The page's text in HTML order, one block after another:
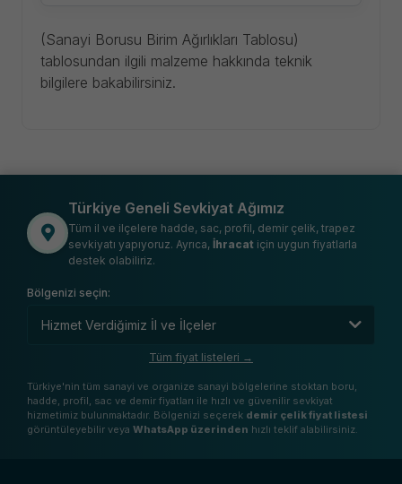
(Sanayi Borusu Birim Ağırlıkları Tablosu)
tablosundan ilgili malzeme hakkında teknik
bilgilere bakabilirsiniz.
Türkiye Geneli Sevkiyat Ağımız
Tüm il ve ilçelere hadde, sac, profil, demir çelik, trapez
sevkiyatı yapıyoruz. Ayrıca, İhracat için uygun fiyatlarla
destek olabiliriz.
Bölgenizi seçin:
Tüm fiyat listeleri →
Türkiye'nin tüm sanayi ve organize sanayi bölgelerine stoktan boru,
hadde, profil, sac ve demir fiyatları ile hızlı ve güvenilir sevkiyat
hizmetimiz bulunmaktadır. Bölgenizi seçerek demir çelik fiyat listesi
görüntüleyebilir veya WhatsApp üzerinden hızlı teklif alabilirsiniz.